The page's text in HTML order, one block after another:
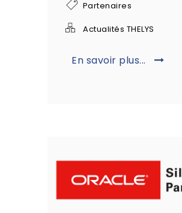
Partenaires
Actualités THELYS
En savoir plus...